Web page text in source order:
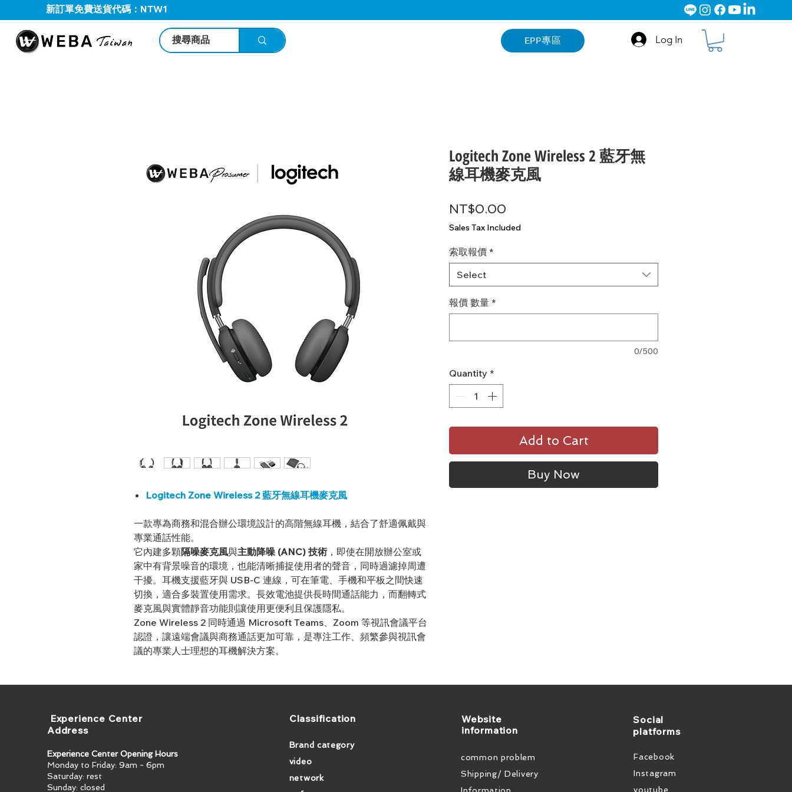
新訂單免費送貨代碼：NTW1
EPP專區 Log In
Logitech Zone Wireless 2 藍牙無線耳機麥克風
一款專為商務和混合辦公環境設計的高階無線耳機，結合了舒適佩戴與
專業通話性能。
它內建多顆隔噪麥克風與主動降噪 (ANC) 技術 ，即使在開放辦公室或
家中有背景噪音的環境，也能清晰捕捉使用者的聲音，同時過濾掉周遭
干擾。耳機支援藍牙與 USB‑C 連線，可在筆電、手機和平板之間快速
切換，適合多裝置使用需求。長效電池提供長時間通話能力，而翻轉式
麥克風與實體靜音功能則讓使用更便利且保護隱私。
Zone Wireless 2 同時通過 Microsoft Teams、Zoom 等視訊會議平台
認證，讓遠端會議與商務通話更加可靠，是專注工作、頻繁參與視訊會
議的專業人士理想的耳機解決方案。
Logitech Zone Wireless 2 藍牙無
線耳機麥克風
NT$0.00
Sales Tax Included
索取報價 *
Select
報價 數量 *
0/500
Quantity *
Add to Cart
Buy Now
​ Experience Center
Address
Experience Center Opening Hours
Monday to Friday: 9am - 6pm
Saturday: rest
Sunday: closed
​Classification
Brand category
video
network
​Website
information
common problem
Shipping/ Delivery
Information
Social
platforms
Facebook
Instagram
youtube